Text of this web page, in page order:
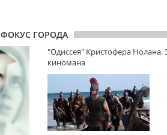
ФОКУС ГОРОДА
"Одиссея" Кристофера Нолана.
киномана